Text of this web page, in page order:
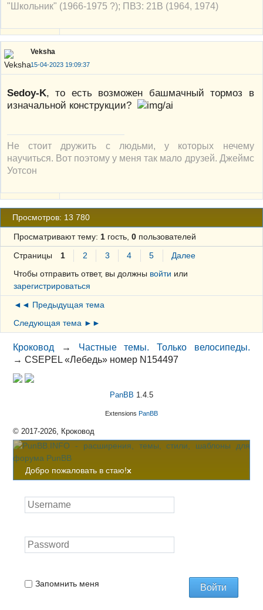
"Школьник" (1966-1975 ?); ПВЗ: 21В (1964, 1974)
Veksha
15-04-2023 19:09:37
Sedoy-K, то есть возможен башмачный тормоз в
изначальной конструкции?
Не стоит дружить с людьми, у которых нечему
научиться. Вот поэтому у меня так мало друзей. Джеймс
Уотсон
Просмотров: 13 780
Просматривают тему: 1гость, 0пользователей
Страницы 1 2 3 4 5
Далее
Чтобы отправить ответ, вы должны войти или
зарегистрироваться
◄◄ Предыдущая тема
Следующая тема ►►
Кроковод → Частные темы. Только велосипеды.
→CSEPEL «Лебедь» номер N154497
PanBB 1.4.5
Extensions PanBB
© 2017-2026, Кроковод
Добро пожаловать в стаю!x
Запомнить меня